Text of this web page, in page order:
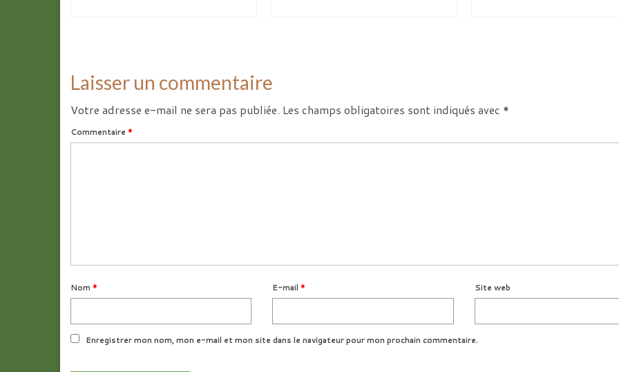
Laisser un commentaire
Votre adresse e-mail ne sera pas publiée. Les champs obligatoires sont indiqués avec *
Commentaire *
Nom * E-mail * Site web
Enregistrer mon nom, mon e-mail et mon site dans le navigateur pour mon prochain commentaire.